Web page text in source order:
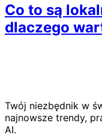
Co to są
dlaczego
Twój niezbędnik w
najnowsze trendy,
AI.